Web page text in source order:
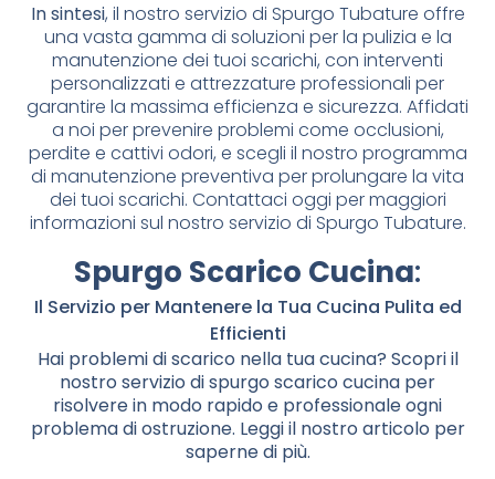
In sintesi, il nostro servizio di Spurgo Tubature offre
una vasta gamma di soluzioni per la pulizia e la
manutenzione dei tuoi scarichi, con interventi
personalizzati e attrezzature professionali per
garantire la massima efficienza e sicurezza. Affidati
a noi per prevenire problemi come occlusioni,
perdite e cattivi odori, e scegli il nostro programma
di manutenzione preventiva per prolungare la vita
dei tuoi scarichi. Contattaci oggi per maggiori
informazioni sul nostro servizio di Spurgo Tubature.
Spurgo Scarico Cucina:
Il Servizio per Mantenere la Tua Cucina Pulita ed
Efficienti
Hai problemi di scarico nella tua cucina? Scopri il
nostro servizio di spurgo scarico cucina per
risolvere in modo rapido e professionale ogni
problema di ostruzione. Leggi il nostro articolo per
saperne di più.